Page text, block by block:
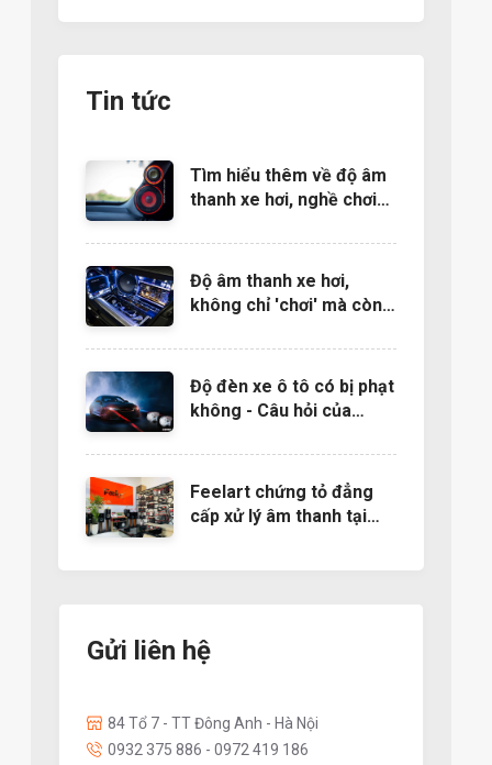
Tin tức
Tìm hiểu thêm về độ âm
thanh xe hơi, nghề chơi
Độ âm thanh xe hơi,
không chỉ 'chơi' mà còn
Độ đèn xe ô tô có bị phạt
không - Câu hỏi của
Feelart chứng tỏ đẳng
cấp xử lý âm thanh tại
Gửi liên hệ
84 Tổ 7 - TT Đông Anh - Hà Nội
0932 375 886 - 0972 419 186